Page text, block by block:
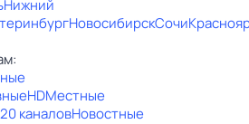
Нижний
НовосибирскСочи
HDМестные
20 каналовНовостные